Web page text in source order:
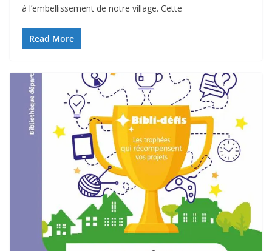
à l’embellissement de notre village. Cette
Read More